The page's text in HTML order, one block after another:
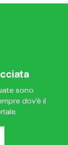
sono
dov'è il